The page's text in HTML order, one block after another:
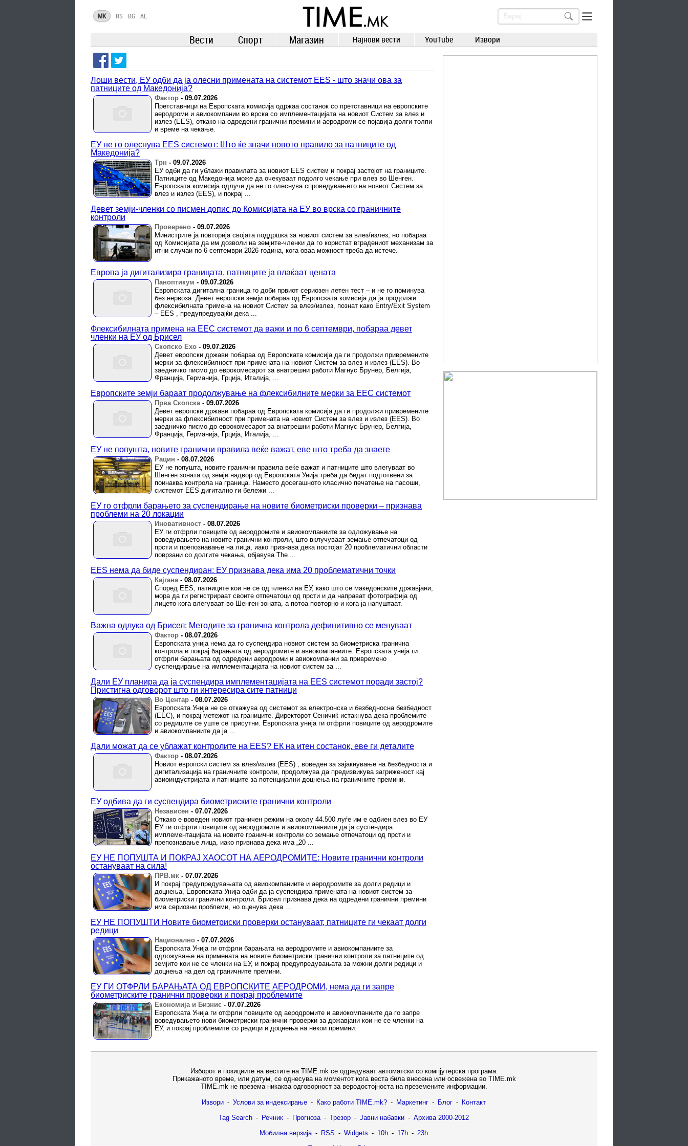
TIME.mk
ВЕСТИ
NEWS
MK RS BG AL
Вести Спорт Магазин Најнови вести YouTube Извори
Лоши вести, ЕУ одби да ја олесни примената на системот EES - што значи ова за
патниците од Македонија?
Фактор - 09.07.2026
Претставници на Европската комисија одржаа состанок со претставници на европските
аеродроми и авиокомпании во врска со имплементацијата на новиот Систем за влез и
излез (EES), откако на одредени гранични премини и аеродроми се појавија долги толпи
и време на чекање.
ЕУ не го олеснува EES системот: Што ќе значи новото правило за патниците од
Македонија?
Трн - 09.07.2026
ЕУ одби да ги ублажи правилата за новиот EES систем и покрај застојот на границите.
Патниците од Македонија може да очекуваат подолго чекање при влез во Шенген.
Европската комисија одлучи да не го олеснува спроведувањето на новиот Систем за
влез и излез (EES), и покрај ...
Девет земји-членки со писмен допис до Комисијата на ЕУ во врска со граничните
контроли
Проверено - 09.07.2026
Министрите ја повторија својата поддршка за новиот систем за влез/излез, но побараа
од Комисијата да им дозволи на земјите-членки да го користат вградениот механизам за
итни случаи по 6 септември 2026 година, кога оваа можност треба да истече.
Европа ја дигитализира границата, патниците ја плаќаат цената
Паноптикум - 09.07.2026
Европската дигитална граница го доби првиот сериозен летен тест – и не го поминува
без нервоза. Девет европски земји побараа од Европската комисија да ја продолжи
флексибилната примена на новиот Систем за влез/излез, познат како Entry/Exit System
– EES , предупредувајќи дека ...
Флексибилната примена на ЕЕС системот да важи и по 6 септември, побараа девет
членки на ЕУ од Брисел
Скопско Ехо - 09.07.2026
Девет европски држави побараа од Европската комисија да ги продолжи привремените
мерки за флексибилност при примената на новиот Систем за влез и излез (EES). Во
заедничко писмо до еврокомесарот за внатрешни работи Магнус Брунер, Белгија,
Франција, Германија, Грција, Италија, ...
Европските земји бараат продолжување на флексибилните мерки за ЕЕС системот
Прва Скопска- 09.07.2026
Девет европски држави побараа од Европската комисија да ги продолжи привремените
мерки за флексибилност при примената на новиот Систем за влез и излез (EES). Во
заедничко писмо до еврокомесарот за внатрешни работи Магнус Брунер, Белгија,
Франција, Германија, Грција, Италија, ...
ЕУ не попушта, новите гранични правила веќе важат, еве што треба да знаете
Рацин - 08.07.2026
ЕУ не попушта, новите гранични правила веќе важат и патниците што влегуваат во
Шенген зоната од земји надвор од Европската Унија треба да бидат подготвени за
поинаква контрола на граница. Наместо досегашното класично печатење на пасоши,
системот EES дигитално ги бележи ...
ЕУ го отфрли барањето за суспендирање на новите биометриски проверки – признава
проблеми на 20 локации
Иновативност - 08.07.2026
ЕУ ги отфрли повиците од аеродромите и авиокомпаниите за одложување на
воведувањето на новите гранични контроли, што вклучуваат земање отпечатоци од
прсти и препознавање на лица, иако признава дека постојат 20 проблематични области
поврзани со долгите чекања, објавува The ...
EES нема да биде суспендиран: ЕУ признава дека има 20 проблематични точки
Кајгана- 08.07.2026
Според EES, патниците кои не се од членки на ЕУ, како што се македонските државјани,
мора да ги регистрираат своите отпечатоци од прсти и да направат фотографија од
лицето кога влегуваат во Шенген-зоната, а потоа повторно и кога ја напуштаат.
Важна одлука од Брисел: Методите за гранична контрола дефинитивно се менуваат
Фактор - 08.07.2026
Европската унија нема да го суспендира новиот систем за биометриска гранична
контрола и покрај барањата од аеродромите и авиокомпаниите. Европската унија ги
отфрли барањата од одредени аеродроми и авиокомпании за привремено
суспендирање на имплементацијата на новиот систем за ...
Дали ЕУ планира да ја суспендира имплементацијата на EES системот поради застој?
Пристигна одговорот што ги интересира сите патници
Во Центар - 08.07.2026
Европската Унија не се откажува од системот за електронска и безбедносна безбедност
(ЕЕС), и покрај метежот на границите. Директорот Сеничиќ истакнува дека проблемите
со редиците се уште се присутни. Европската унија ги отфрли повиците од аеродромите
и авиокомпаниите да ја ...
Дали можат да се ублажат контролите на EES? ЕК на итен состанок, еве ги деталите
Фактор - 08.07.2026
Новиот европски систем за влез/излез (EES) , воведен за зајакнување на безбедноста и
дигитализација на граничните контроли, продолжува да предизвикува загриженост кај
авиоиндустријата и патниците за потенцијални доцнења на граничните премини.
ЕУ одбива да ги суспендира биометриските гранични контроли
Независен - 07.07.2026
Откако е воведен новиот граничен режим на околу 44.500 луѓе им е одбиен влез во ЕУ
ЕУ ги отфрли повиците од аеродромите и авиокомпаниите да ја суспендира
имплементацијата на новите гранични контроли со земање отпечатоци од прсти и
препознавање лица, иако признава дека има „20 ...
ЕУ НЕ ПОПУШТА И ПОКРАЈ ХАОСОТ НА АЕРОДРОМИТЕ: Новите гранични контроли
остануваат на сила!
ПРВ.мк - 07.07.2026
И покрај предупредувањата од авиокомпаниите и аеродромите за долги редици и
доцнења, Европската Унија одби да ја суспендира примената на новиот систем за
биометриски гранични контроли. Брисел признава дека на одредени гранични премини
има сериозни проблеми, но оценува дека ...
ЕУ НЕ ПОПУШТИ Новите биометриски проверки остануваат, патниците ги чекаат долги
редици
Национално - 07.07.2026
Европската Унија ги отфрли барањата на аеродромите и авиокомпаниите за
одложување на примената на новите биометриски гранични контроли за патниците од
земјите кои не се членки на ЕУ, и покрај предупредувањата за можни долги редици и
доцнења на дел од граничните премини.
ЕУ ГИ ОТФРЛИ БАРАЊАТА ОД ЕВРОПСКИТЕ АЕРОДРОМИ, нема да ги запре
биометриските гранични проверки и покрај проблемите
Економија и Бизнис - 07.07.2026
Европската Унија ги отфрли повиците од аеродромите и авиокомпаниите да го запре
воведувањето нови биометриски гранични проверки за државјани кои не се членки на
ЕУ, и покрај проблемите со редици и доцнења на некои премини.
Изборот и позициите на вестите на TIME.mk се одредуваат автоматски со компјутерска програма.
Прикажаното време, или датум, се однесува на моментот кога веста била внесена или освежена во TIME.mk
TIME.mk не презема никаква одговорност за веродостојноста на преземените информации.
Извори - Услови за индексирање - Како работи TIME.mk? - Маркетинг - Блог - Контакт
Tag Search - Речник - Прогноза - Трезор - Јавни набавки - Архива 2000-2012
Мобилна верзија - RSS - Widgets - 10h - 17h - 23h